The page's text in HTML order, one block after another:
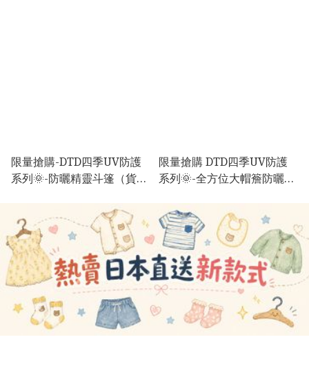
限量搶購-DTD四季UV防護
系列🌞-防曬精靈斗篷（貨期
限量搶購 DTD四季UV防護
系列🌞-全方位大帽簷防曬帽
兔